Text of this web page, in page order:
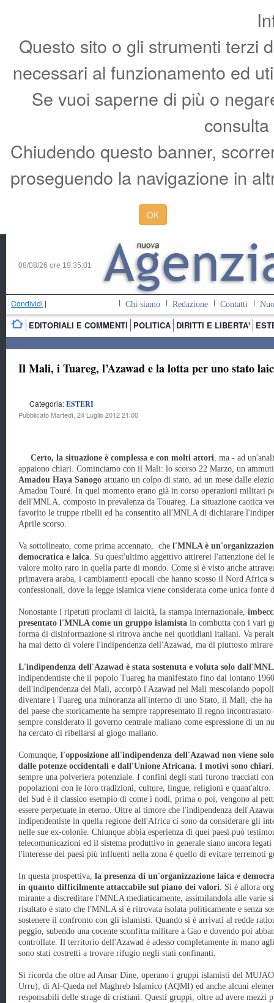
Questo sito o gli strumenti terzi
necessari al funzionamento ed
Se vuoi saperne di più o
Chiudendo questo banner,
proseguendo la navigazione in
OK
08/08/26 ore 19:35:02
Condividi | Chi siamo Redazione Contatti
EDITORIALI E COMMENTI POLITICA DIRITTI E LIBERTA'
Il Mali, i Tuareg, l’Azawad e la lotta per uno stato
Categoria:ESTERI
Pubblicato Martedì, 24 Luglio 2012 21:00
Certo, la situazione è complessa e con molti attori, ma - ad
appaiono chiari. Cominciamo con il Mali: lo scorso 22 Marzo, un
Amadou Haya Sanogo attuano un colpo di stato, ad un mese dalle
Amadou Touré. In quel momento erano già in corso operazioni militari
dell'MNLA, composto in prevalenza da Touareg. La situazione caotica
favorito le truppe ribelli ed ha consentito all'MNLA di dichiarare
Aprile scorso.
Va sottolineato, come prima accennato, che l'MNLA è
democratica e laica. Su quest'ultimo aggettivo attirerei l'attenzione del
valore molto raro in quella parte di mondo. Come si è visto anche
primavera araba, i cambiamenti epocali che hanno scosso il Nord Africa
confessionali, dove la legge islamica viene considerata come unica fonte
Nonostante i ripetuti proclami di laicità, la stampa internazionale,
presentato l'MNLA come un gruppo islamista in combutta con i vari
forma di disinformazione si ritrova anche nei quotidiani italiani. Va
ha mai detto di volere l'indipendenza dell'Azawad, ma di piuttosto
L'indipendenza dell'Azawad è stata sostenuta e voluta solo
indipendentiste che il popolo Tuareg ha manifestato fino dal lontano
dell'indipendenza del Mali, accorpò l'Azawad nel Mali mescolando
diventare i Tuareg una minoranza all'interno di uno Stato, il Mali, che ha
del paese che storicamente ha sempre rappresentato il regno
sempre considerato il governo centrale maliano come espressione di un
ha cercato di ribellarsi al giogo maliano.
Comunque, l'opposizione all'indipendenza dell'Azawad non viene
dalle potenze occidentali e dall'Unione Africana. I motivi sono chiari
sempre una polveriera potenziale. I confini degli stati furono tracciati
popolazioni con le loro tradizioni, culture, lingue, religioni e quant'altro.
del Sud è il classico esempio di come i nodi, prima o poi, vengono al
essere perpetuate in eterno. Oltre al timore che l'indipendenza
indipendentiste in quella regione dell'Africa ci sono da considerare gli
nelle sue ex-colonie. Chiunque abbia esperienza di quei paesi può
telecomunicazioni ed il sistema produttivo in generale siano ancora
l'interesse dei paesi più influenti nella zona è quello di evitare terremoti
In questa prospettiva, la presenza di un'organizzazione laica e
in quanto difficilmente attaccabile sul piano dei valori. Si è allora
mirante a discreditare l'MNLA mediaticamente, assimilandola alle varie
risultato è stato che l'MNLA si è ritrovata isolata politicamente e senza
sostenere il confronto con gli islamisti. Quando si è arrivati al redde
peggio, subendo una cocente sconfitta militare a Gao e dovendo poi
controllate. Il territorio dell'Azawad è adesso completamente in mano
sono stati costretti a trovare rifugio negli stati confinanti.
Si ricorda che oltre ad Ansar Dine, operano i gruppi islamisti del
Urru), di Al-Qaeda nel Maghreb Islamico (AQMI) ed anche alcuni
responsabili delle strage di cristiani. Questi gruppi, oltre ad avere